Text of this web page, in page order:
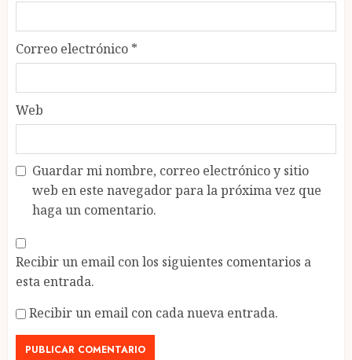
Correo electrónico *
Web
Guardar mi nombre, correo electrónico y sitio
web en este navegador para la próxima vez que
haga un comentario.
Recibir un email con los siguientes comentarios a
esta entrada.
Recibir un email con cada nueva entrada.